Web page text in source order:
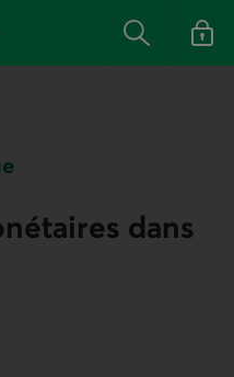
Rechercher
Se
dans